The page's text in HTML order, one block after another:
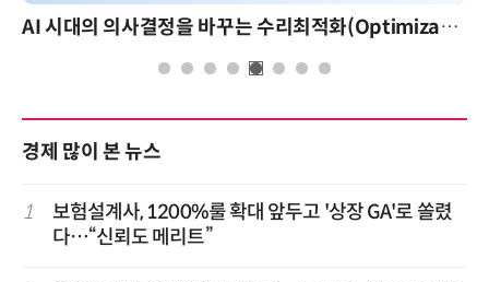
AI 시대의 의사결정을 바꾸는 수리최적화(Optimization): 실제 산업 적용 사례와 활용 전략
경제 많이 본 뉴스
1
보험설계사, 1200%룰 확대 앞두고 '상장 GA'로 쏠렸
다…“신뢰도 메리트”